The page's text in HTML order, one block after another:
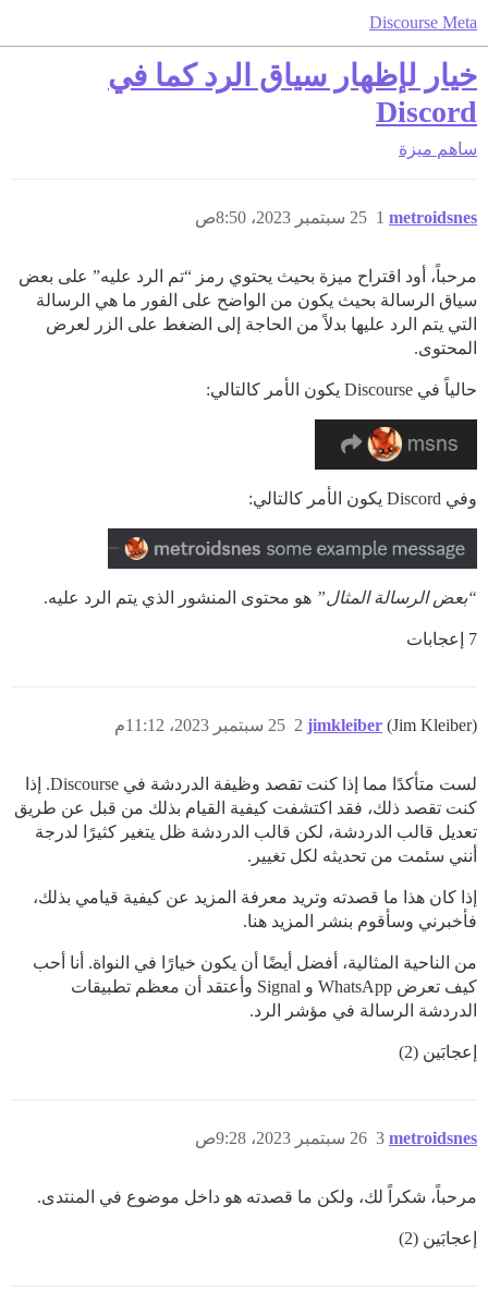
Discourse Meta
خيار لإظهار سياق الرد كما في
Discord
ساهم ميزة
metroidsnes 25 سبتمبر 2023، 8:50ص 1
مرحباً، أود اقتراح ميزة بحيث يحتوي رمز “تم الرد عليه” على بعض
سياق الرسالة بحيث يكون من الواضح على الفور ما هي الرسالة
التي يتم الرد عليها بدلاً من الحاجة إلى الضغط على الزر لعرض
المحتوى.
حالياً في Discourse يكون الأمر كالتالي:
وفي Discord يكون الأمر كالتالي:
“بعض الرسالة المثال” هو محتوى المنشور الذي يتم الرد عليه.
7 إعجابات
jimkleiber (Jim Kleiber) 25 سبتمبر 2023، 11:12م 2
لست متأكدًا مما إذا كنت تقصد وظيفة الدردشة في Discourse. إذا
كنت تقصد ذلك، فقد اكتشفت كيفية القيام بذلك من قبل عن طريق
تعديل قالب الدردشة، لكن قالب الدردشة ظل يتغير كثيرًا لدرجة
أنني سئمت من تحديثه لكل تغيير.
إذا كان هذا ما قصدته وتريد معرفة المزيد عن كيفية قيامي بذلك،
فأخبرني وسأقوم بنشر المزيد هنا.
من الناحية المثالية، أفضل أيضًا أن يكون خيارًا في النواة. أنا أحب
كيف تعرض WhatsApp و Signal وأعتقد أن معظم تطبيقات
الدردشة الرسالة في مؤشر الرد.
إعجابَين (2)
metroidsnes 26 سبتمبر 2023، 9:28ص 3
مرحباً، شكراً لك، ولكن ما قصدته هو داخل موضوع في المنتدى.
إعجابَين (2)